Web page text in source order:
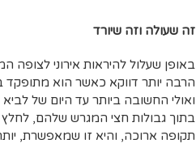
זה שעולה וזה שיורד
באופן שעלול להיראות אירוני לצופה
ואולי החשובה ביותר עד היום של
בתוך גבולות חצי המגרש שלהם,
תקופה ארוכה, והיא זו שמאפשרת,